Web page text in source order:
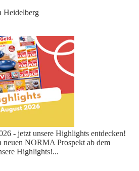
Heidelberg
- jetzt unsere Highlights entdecken!
neuen NORMA Prospekt ab dem
Highlights!...